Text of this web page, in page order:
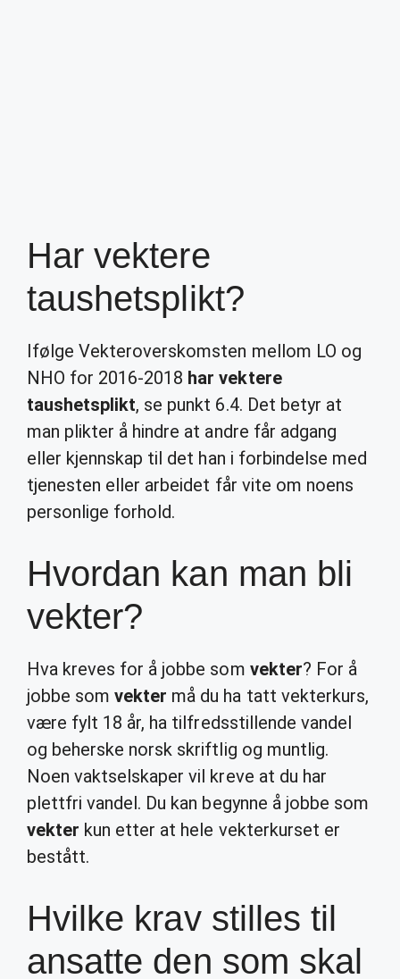
Har vektere
taushetsplikt?
Ifølge Vekteroverskomsten mellom LO og
NHO for 2016-2018 har vektere
taushetsplikt, se punkt 6.4. Det betyr at
man plikter å hindre at andre får adgang
eller kjennskap til det han i forbindelse med
tjenesten eller arbeidet får vite om noens
personlige forhold.
Hvordan kan man bli
vekter?
Hva kreves for å jobbe som vekter? For å
jobbe somvekter må du ha tatt vekterkurs,
være fylt 18 år, ha tilfredsstillende vandel
og beherske norsk skriftlig og muntlig.
Noen vaktselskaper vil kreve at du har
plettfri vandel. Du kan begynne å jobbe som
vekter kun etter at hele vekterkurset er
bestått.
Hvilke krav stilles til
ansatte den som skal